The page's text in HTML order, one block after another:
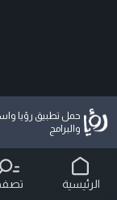
حمل تطبيق رؤيا
والبرامج
الرئيسية